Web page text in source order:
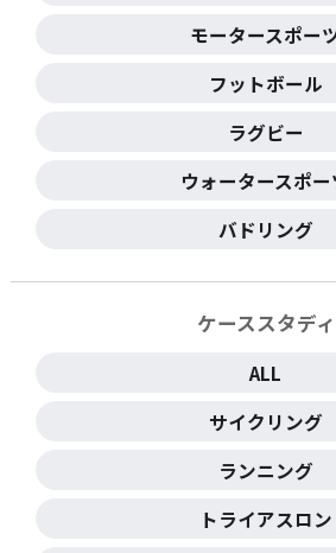
モータースポー
フットボール
ラグビー
ウォータースポー
バドリング
ケーススタディ
ALL
サイクリング
ランニング
トライアスロン